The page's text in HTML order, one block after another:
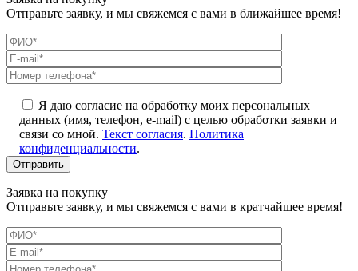
Отправьте заявку, и мы свяжемся с вами в ближайшее время!
Я даю согласие на обработку моих персональных
данных (имя, телефон, e-mail) с целью обработки заявки и
связи со мной. Текст согласия. Политика
конфиденциальности.
Заявка на покупку
Отправьте заявку, и мы свяжемся с вами в кратчайшее время!